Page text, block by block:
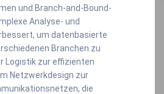
und Branch-and-Bound-
Analyse- und
um datenbasierte
Branchen zu
Logistik zur effizienten
Netzwerkdesign zur
die